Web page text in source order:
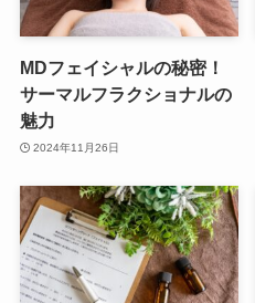
MDフェイシャルの秘密！
サーマルフラクショナルの
魅力
2024年11月26日